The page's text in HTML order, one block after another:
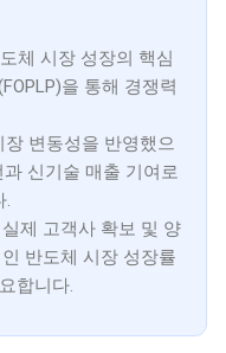
체 시장 성장의 핵심
을 통해 경쟁력
변동성을 반영했으
신기술 매출 기여로
.
제 고객사 확보 및 양
반도체 시장 성장률
합니다.